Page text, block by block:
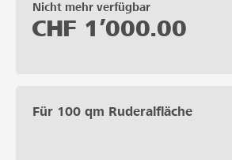
Nicht mehr verfügbar
CHF 1’000.00
Für 100 qm Ruderalfläche